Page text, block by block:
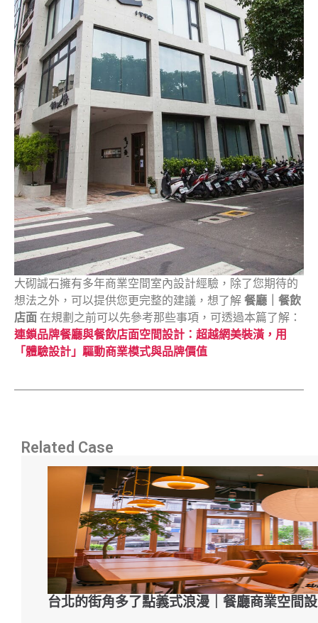
大砌誠石擁有多年商業空間室內設計經驗，除了您期待的
想法之外，可以提供您更完整的建議，想了解 餐廳｜餐飲
店面 在規劃之前可以先參考那些事項，可透過本篇了解：
連鎖品牌餐廳與餐飲店面空間設計：超越網美裝潢，用
「體驗設計」驅動商業模式與品牌價值
Related Case
台北的街角多了點義式浪漫｜餐廳商業空間